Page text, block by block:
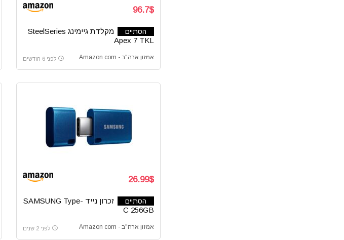
96.7$
הסתיים
מקלדת גיימינג SteelSeries
Apex 7 TKL
אמזון ארה"ב - Amazon com לפני 6 חודשים
26.99$
הסתיים
זכרון נייד SAMSUNG Type-
C 256GB
אמזון ארה"ב - Amazon com לפני 2 שנים